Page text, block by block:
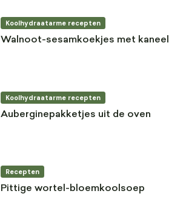
Koolhydraatarme recepten
Walnoot-sesamkoekjes met kaneel
Koolhydraatarme recepten
Auberginepakketjes uit de oven
Recepten
Pittige wortel-bloemkoolsoep